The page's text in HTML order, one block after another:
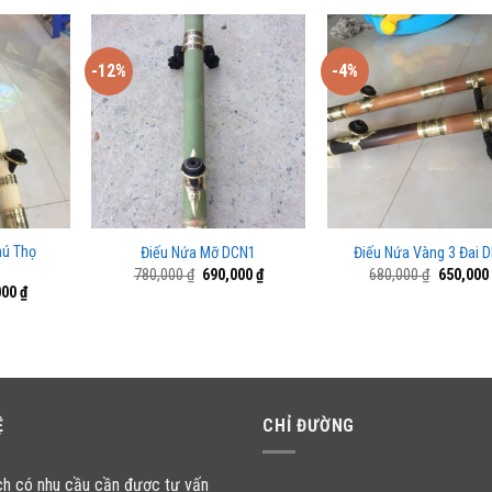
Thọ
₫Giá
hiện
-12%
Điếu Nứa Mỡ DCN1
780,000₫ Giá
690,000₫Giá
hiện
-4%
Điếu Nứa Vàng 3 Đai
680,000₫ Giá
650,000
có nhu cầu cần được tư vấn
CHỈ ĐƯỜNG